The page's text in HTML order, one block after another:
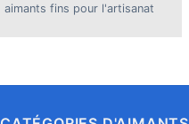
aimants fins pour l'artisanat